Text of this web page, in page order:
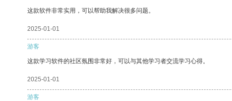
这款软件非常实用，可以帮助我解决很多问题。
2025-01-01
游客
这款学习软件的社区氛围非常好，可以与其他学习者交流学习心得。
2025-01-01
游客